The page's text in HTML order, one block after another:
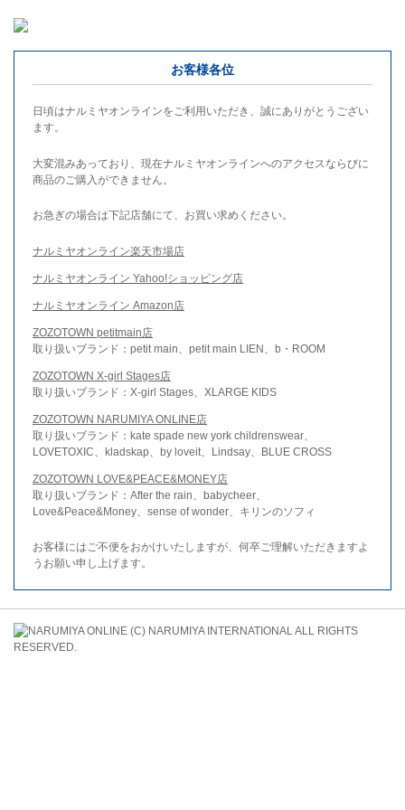
お客様各位
日頃はナルミヤオンラインをご利用いただき、誠にありがとうござい
ます。
大変混みあっており、現在ナルミヤオンラインへのアクセスならびに
商品のご購入ができません。
お急ぎの場合は下記店舗にて、お買い求めください。
ナルミヤオンライン楽天市場店
ナルミヤオンライン Yahoo!ショッピング店
ナルミヤオンライン Amazon店
ZOZOTOWN petitmain店
取り扱いブランド：petit main、petit main LIEN、b・ROOM
ZOZOTOWN X-girl Stages店
取り扱いブランド：X-girl Stages、XLARGE KIDS
ZOZOTOWN NARUMIYA ONLINE店
取り扱いブランド：kate spade new york childrenswear、
LOVETOXIC、kladskap、by loveit、Lindsay、BLUE CROSS
ZOZOTOWN LOVE&PEACE&MONEY店
取り扱いブランド：After the rain、babycheer、
Love&Peace&Money、sense of wonder、キリンのソフィ
お客様にはご不便をおかけいたしますが、何卒ご理解いただきますよ
うお願い申し上げます。